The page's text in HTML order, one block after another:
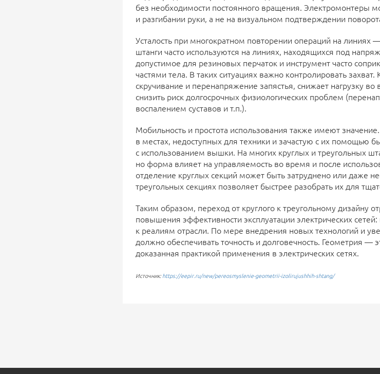
без необходимости постоянного вращения. Электромонтеры
и разгибании руки, а не на визуальном подтверждении
Усталость при многократном повторении операций на
штанги часто используются на линиях, находящихся под
допустимое для резиновых перчаток и инструмент часто
частями тела. В таких ситуациях важно контролировать
скручивание и перенапряжение запястья, снижает нагрузку
снизить риск долгосрочных физиологических проблем
воспалением суставов и т.п.).
Мобильность и простота использования также имеют
в местах, недоступных для техники и зачастую с их помощью
с использованием вышки. На многих круглых и треугольных
но форма влияет на управляемость во время и после
отделение круглых секций может быть затруднено или даже
треугольных секциях позволяет быстрее разобрать их для
Таким образом, переход от круглого к треугольному дизайну
повышения эффективности эксплуатации электрических
к реалиям отрасли. По мере внедрения новых технологий и
должно обеспечивать точность и долговечность. Геометрия —
доказанная практикой применения в электрических сетях.
Источник: https://eepir.ru/new/pereosmyslenie-geometrii-izolirujushhih-shtang/